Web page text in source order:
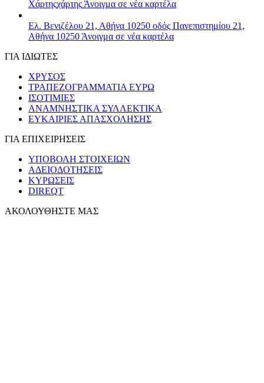
Χάρτηςχάρτης Άνοιγμα σε νέα καρτέλα
Ελ. Βενιζέλου 21, Αθήνα 10250 οδός Πανεπιστημίου 21,
Αθήνα 10250 Άνοιγμα σε νέα καρτέλα
ΓΙΑ ΙΔΙΩΤΕΣ
ΧΡΥΣΟΣ
ΤΡΑΠΕΖΟΓΡΑΜΜΑΤΙΑ ΕΥΡΩ
ΙΣΟΤΙΜΙΕΣ
ΑΝΑΜΝΗΣΤΙΚΑ ΣΥΛΛΕΚΤΙΚΑ
ΕΥΚΑΙΡΙΕΣ ΑΠΑΣΧΟΛΗΣΗΣ
ΓΙΑ ΕΠΙΧΕΙΡΗΣΕΙΣ
ΥΠΟΒΟΛΗ ΣΤΟΙΧΕΙΩΝ
ΑΔΕΙΟΔΟΤΗΣΕΙΣ
ΚΥΡΩΣΕΙΣ
DIREQT
ΑΚΟΛΟΥΘΗΣΤΕ ΜΑΣ